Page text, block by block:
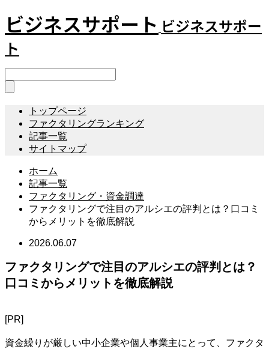
ビジネスサポート ビジネスサポー
ト
トップページ
ファクタリングランキング
記事一覧
サイトマップ
ホーム
記事一覧
ファクタリング・資金調達
ファクタリングで注目のアルシエの評判とは？口コミ
からメリットを徹底解説
2026.06.07
ファクタリングで注目のアルシエの評判とは？
口コミからメリットを徹底解説
[PR]
資金繰りが厳しい中小企業や個人事業主にとって、ファクタ